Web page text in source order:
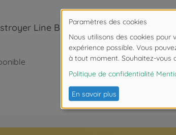
Line BL4S 2.4G